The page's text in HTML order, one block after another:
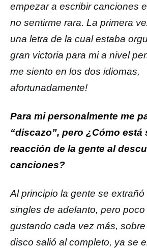
empezar a escribir canciones
no sentirme rara. La primera
una letra de la cual estaba
gran victoria para mi a nivel
me siento en los dos idiomas,
afortunadamente!
Para mi personalmente me
“discazo”, pero ¿Cómo está
reacción de la gente al
canciones?
Al principio la gente se
singles de adelanto, pero
gustando cada vez más,
disco salió al completo, ya se